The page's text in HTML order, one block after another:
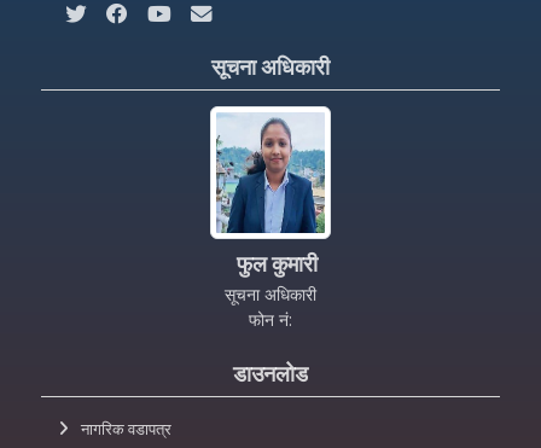
सूचना अधिकारी
फुल कुमारी
सूचना अधिकारी
फोन नं:
डाउनलोड
नागरिक वडापत्र